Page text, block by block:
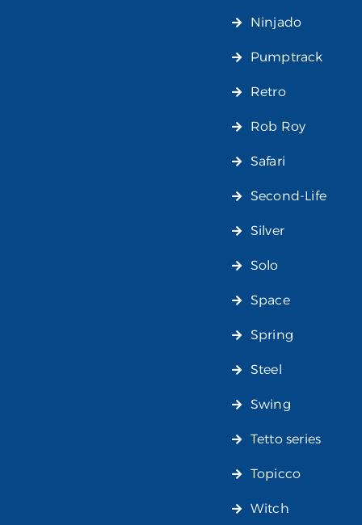
Ninjado
Pumptrack
Retro
Rob Roy
Safari
Second-Life
Silver
Solo
Space
Spring
Steel
Swing
Tetto series
Topicco
Witch